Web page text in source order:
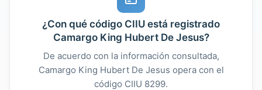
¿Con qué código CIIU está registrado
Camargo King Hubert De Jesus?
De acuerdo con la información consultada,
Camargo King Hubert De Jesus opera con el
código CIIU 8299.